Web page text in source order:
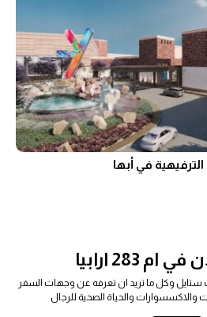
في أبها
283 ارابيا
ستايل وكل ما تريد ان تعرفه عن وجهات السفر
والاكسسوارات والحياة الصحية للرجال